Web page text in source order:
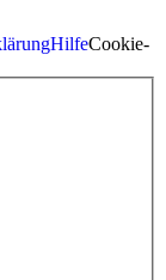
HilfeCookie-